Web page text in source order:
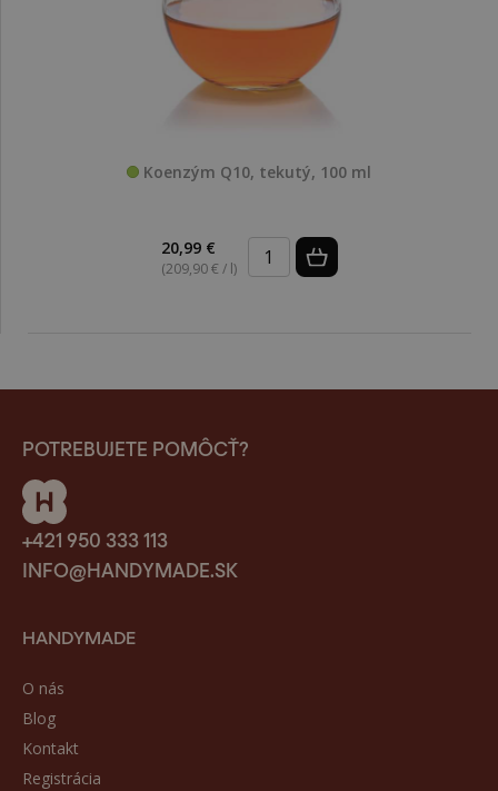
Koenzým Q10, tekutý, 100 ml
20,99 €
(209,90 € / l)
POTREBUJETE POMÔCŤ?
+421 950 333 113
INFO@HANDYMADE.SK
HANDYMADE
O nás
Blog
Kontakt
Registrácia